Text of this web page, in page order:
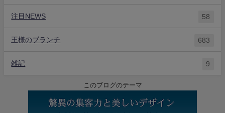
注目NEWS 58
王様のブランチ 683
雑記 9
このブログのテーマ